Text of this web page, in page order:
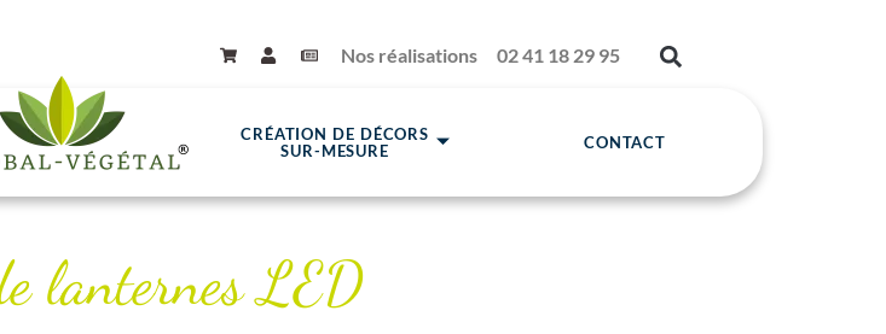
Nos réalisations 02 41 18 29 95
CRÉATION DE DÉCORS
SUR-MESURE
CONTACT
lanternes LED